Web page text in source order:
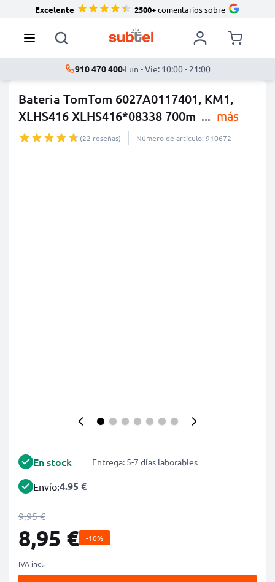
Excelente 2500+comentarios sobre
910 470 400·Lun - Vie: 10:00 - 21:00
Bateria TomTom 6027A0117401, KM1,
XLHS416 XLHS416*08338 700m ... más
(22 reseñas) Número de artículo: 910672
En stock Entrega: 5-7 días laborables
Envío:4.95 €
9,95 €
8,95 € -10%
IVA incl.